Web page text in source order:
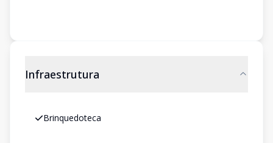
Infraestrutura
Brinquedoteca